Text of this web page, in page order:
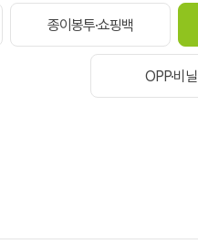
종이봉투·쇼핑백
OPP·비닐